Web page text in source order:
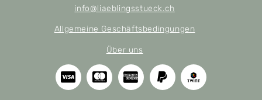
info@liaeblingsstueck.ch
Allgemeine Geschäftsbedingungen
Über uns